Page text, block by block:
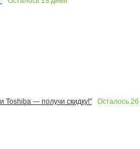
— получи скидку!"
Осталось 26